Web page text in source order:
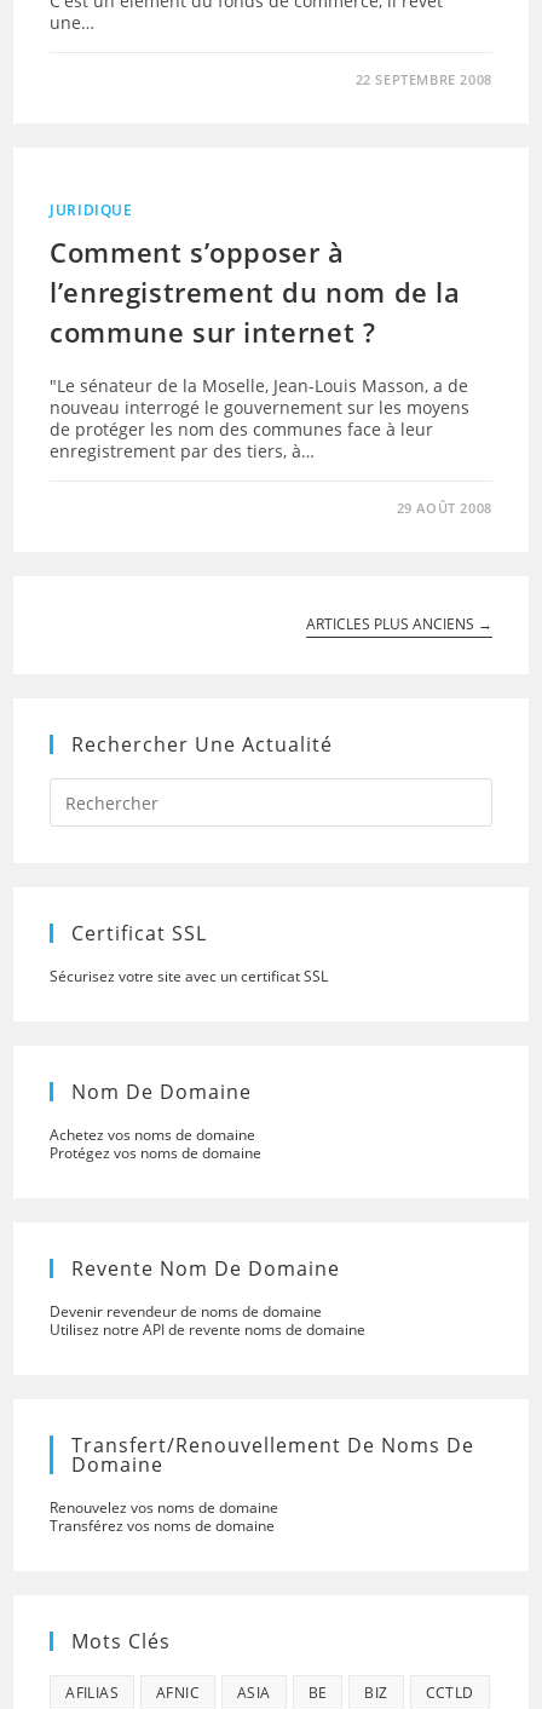
une…
22 SEPTEMBRE 2008
JURIDIQUE
Comment s’opposer à
l’enregistrement du nom de la
commune sur internet ?
"Le sénateur de la Moselle, Jean-Louis Masson, a de
nouveau interrogé le gouvernement sur les moyens
de protéger les nom des communes face à leur
enregistrement par des tiers, à…
29 AOÛT 2008
ARTICLES PLUS ANCIENS →
Rechercher Une Actualité
Press
to
Certificat SSL
Sécurisez votre site avec un certificat SSL
Nom De Domaine
Achetez vos noms de domaine
Protégez vos noms de domaine
Revente Nom De Domaine
Devenir revendeur de noms de domaine
Utilisez notre API de revente noms de domaine
Transfert/renouvellement De Noms De
Domaine
Renouvelez vos noms de domaine
Transférez vos noms de domaine
Mots Clés
AFILIAS AFNIC ASIA BE BIZ CCTLD